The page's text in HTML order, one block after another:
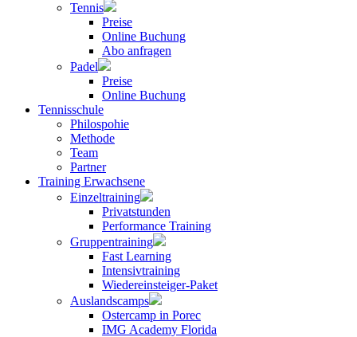
Tennis
Preise
Online Buchung
Abo anfragen
Padel
Preise
Online Buchung
Tennisschule
Philospohie
Methode
Team
Partner
Training Erwachsene
Einzeltraining
Privatstunden
Performance Training
Gruppentraining
Fast Learning
Intensivtraining
Wiedereinsteiger-Paket
Auslandscamps
Ostercamp in Porec
IMG Academy Florida